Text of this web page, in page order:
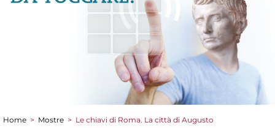
Home > Mostre > Le chiavi di Roma. La città di Augusto